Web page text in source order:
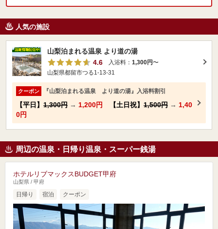
人気の施設
山梨泊まれる温泉 より道の湯
4.6
入浴料： 1,300円〜
山梨県都留市つる1-13-31
クーポン 『山梨泊まれる温泉 より道の湯』入浴料割引
【平日】 1,300円 → 1,200円 【土日祝】 1,500円 → 1,40
0円
周辺の温泉・日帰り温泉・スーパー銭湯
ホテルリブマックスBUDGET甲府
山梨県 / 甲府
日帰り 宿泊 クーポン